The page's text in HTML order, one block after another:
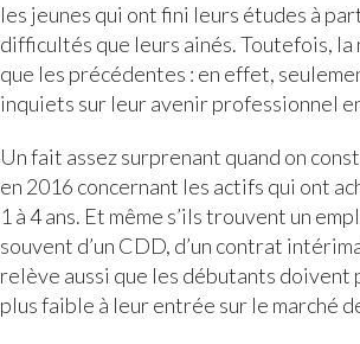
les jeunes qui ont fini leurs études à
difficultés que leurs ainés. Toutefois,
que les précédentes : en effet,
inquiets sur leur avenir professionnel
Un fait assez surprenant quand on
en 2016 concernant les actifs qui ont
1 à 4 ans. Et même s’ils trouvent un
souvent d’un CDD, d’un contrat
relève aussi que les débutants
plus faible à leur entrée sur le marché